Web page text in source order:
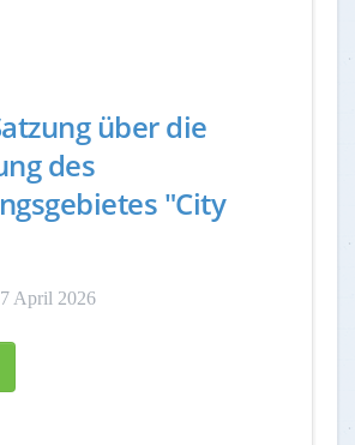
über die
des
"City
April 2026